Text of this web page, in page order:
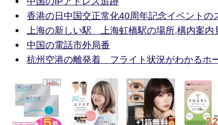
香港の日中国交正常化40周年記念イベントの
上海の新しい駅 上海虹橋駅の場所,構内案内
中国の電話市外局番
杭州空港の離発着 フライト状況がわかるホ